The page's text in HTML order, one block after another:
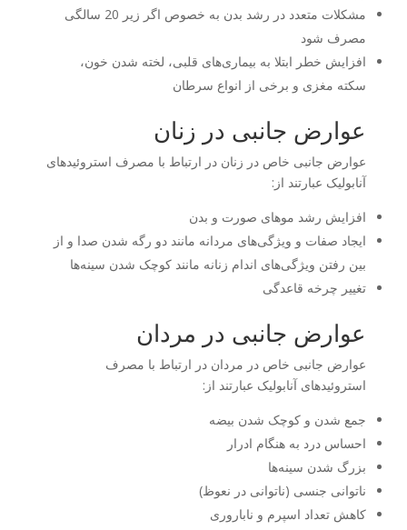
مشکلات متعدد در رشد بدن به خصوص اگر زیر 20 سالگی
مصرف شود
افزایش خطر ابتلا به بیماری‌های قلبی، لخته شدن خون،
سکته مغزی و برخی از انواع سرطان
عوارض جانبی در زنان
عوارض جانبی خاص در زنان در ارتباط با مصرف استروئیدهای
آنابولیک عبارتند از:
افزایش رشد موهای صورت و بدن
ایجاد صفات و ویژگی‌های مردانه مانند دو رگه شدن صدا و از
بین رفتن ویژگی‌های اندام زنانه مانند کوچک شدن سینه‌ها
تغییر چرخه قاعدگی
عوارض جانبی در مردان
عوارض جانبی خاص در مردان در ارتباط با مصرف
استروئیدهای آنابولیک عبارتند از:
جمع شدن و کوچک شدن بیضه
احساس درد به هنگام ادرار
بزرگ شدن سینه‌ها
ناتوانی جنسی (ناتوانی در نعوظ)
کاهش تعداد اسپرم و ناباروری